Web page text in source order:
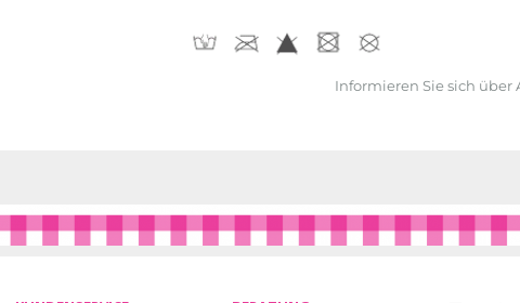
Informieren Sie sich über